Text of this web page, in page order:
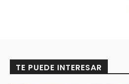
TE PUEDE INTERESAR